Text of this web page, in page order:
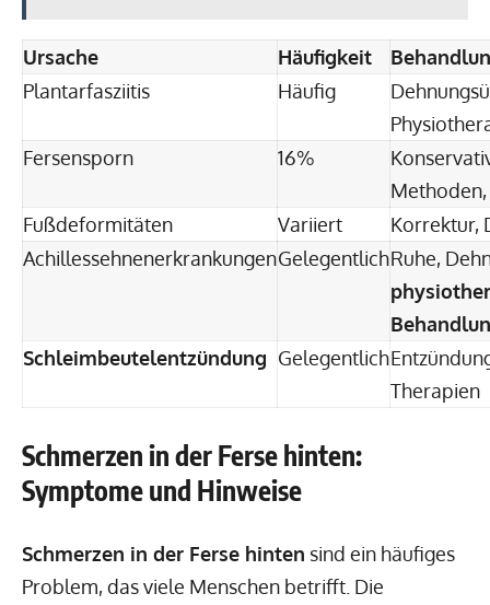
Ursache Häufigkeit
Plantarfasziitis
Häufig
Fersensporn
16%
Fußdeformitäten
Variiert
Korrektur,
AchillessehnenerkrankungenGelegentlichRuhe,
Schleimbeutelentzündung Gelegentlich
Therapien
Schmerzen in der Ferse hinten:
Symptome und Hinweise
Schmerzen in der Ferse hinten sind ein häufiges
Problem, das viele Menschen betrifft. Die